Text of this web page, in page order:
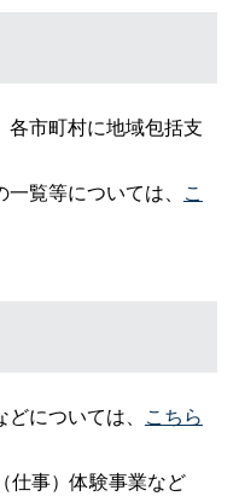
市町村に地域包括支
覧等については、 こ
については、 こちら
仕事）体験事業など